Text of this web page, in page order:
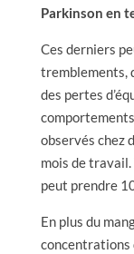
Parkinson en
Ces derniers
tremblements,
des pertes
observés chez
mois de travail.
peut prendre
En plus du
concentrations